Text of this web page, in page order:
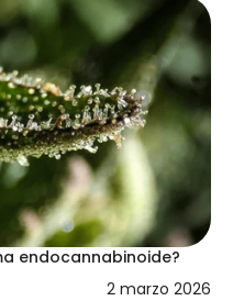
endocannabinoide?
2 marzo 2026